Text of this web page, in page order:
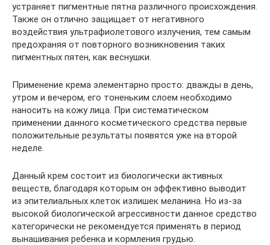
устраняет пигментные пятна различного происхождения.
Также он отлично защищает от негативного
воздействия ультрафиолетового излучения, тем самым
предохраняя от повторного возникновения таких
пигментных пятен, как веснушки.
Применение крема элементарно просто: дважды в день,
утром и вечером, его тоненьким слоем необходимо
наносить на кожу лица. При систематическом
применении данного косметического средства первые
положительные результаты появятся уже на второй
неделе.
Данный крем состоит из биологически активных
веществ, благодаря которым он эффективно выводит
из эпителиальных клеток излишек меланина. Но из-за
высокой биологической агрессивности данное средство
категорически не рекомендуется применять в период
вынашивания ребенка и кормления грудью.